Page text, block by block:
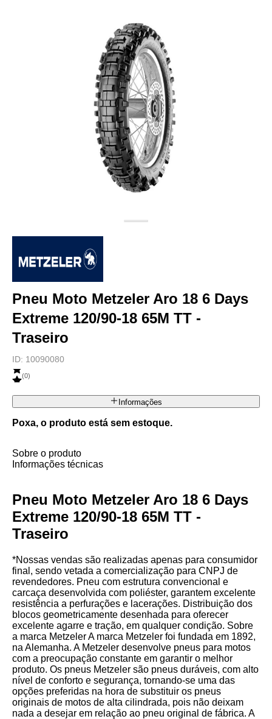
Pneu Moto Metzeler Aro 18 6 Days
Extreme 120/90-18 65M TT -
Traseiro
ID: 10090080
(0)
Informações
Poxa, o produto está sem estoque.
Sobre o produto
Informações técnicas
Pneu Moto Metzeler Aro 18 6 Days
Extreme 120/90-18 65M TT -
Traseiro
*Nossas vendas são realizadas apenas para consumidor
final, sendo vetada a comercialização para CNPJ de
revendedores. Pneu com estrutura convencional e
carcaça desenvolvida com poliéster, garantem excelente
resistência a perfurações e lacerações. Distribuição dos
blocos geometricamente desenhada para oferecer
excelente agarre e tração, em qualquer condição. Sobre
a marca Metzeler A marca Metzeler foi fundada em 1892,
na Alemanha. A Metzeler desenvolve pneus para motos
com a preocupação constante em garantir o melhor
produto. Os pneus Metzeler são pneus duráveis, com alto
nível de conforto e segurança, tornando-se uma das
opções preferidas na hora de substituir os pneus
originais de motos de alta cilindrada, pois não deixam
nada a desejar em relação ao pneu original de fábrica. A